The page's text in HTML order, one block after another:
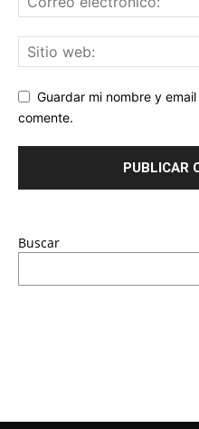
Guardar mi nombre y
comente.
Buscar